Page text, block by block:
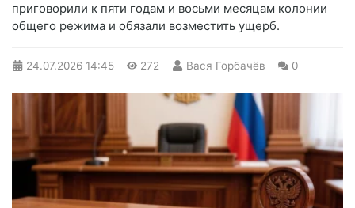
приговорили к пяти годам и восьми месяцам колонии
общего режима и обязали возместить ущерб.
24.07.2026 14:45 272 Вася Горбачёв 0